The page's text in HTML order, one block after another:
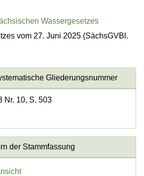
Wassergesetzes
vom 27. Juni 2025 (SächsGVBl.
Gliederungsnummer
Nr. 10, S. 503
der Stammfassung